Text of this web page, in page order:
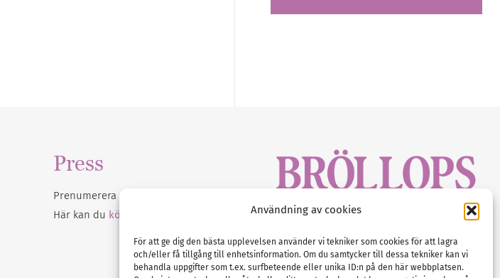
Användning av cookies
För att ge dig den bästa upplevelsen använder vi tekniker som cookies för att lagra
och/eller få tillgång till enhetsinformation. Om du samtycker till dessa tekniker kan vi
behandla uppgifter som t.ex. surfbeteende eller unika ID:n på den här webbplatsen.
Press
Prenumerera på vårt
Här kan du köpa Bröllopsmagasinet
Tel :0522-68 11 90
E-post:info@nordicbridalmedia.com